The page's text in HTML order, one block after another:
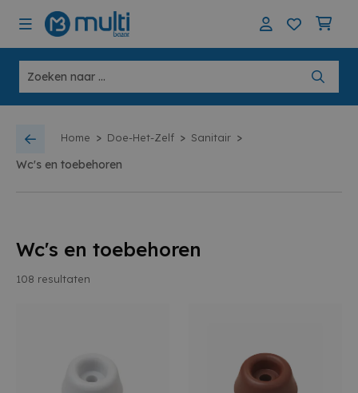
Home > Doe-Het-Zelf > Sanitair >
Wc's en toebehoren
Wc's en toebehoren
108 resultaten